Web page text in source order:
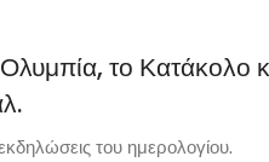
το Κατάκολο
του ημερολογίου.